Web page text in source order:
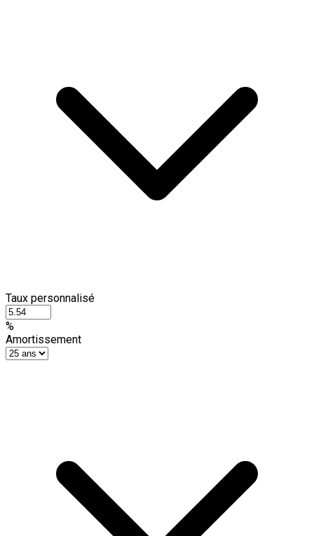
Taux personnalisé
%
Amortissement